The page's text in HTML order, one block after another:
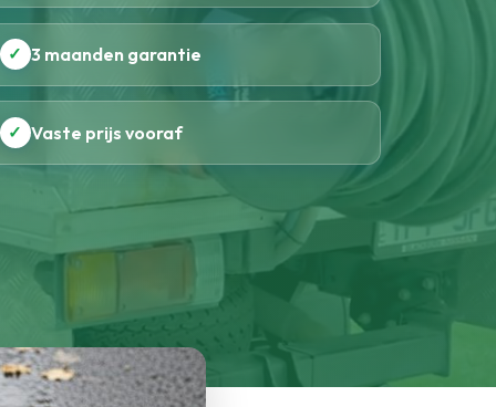
✓ 3 maanden garantie
✓ Vaste prijs vooraf